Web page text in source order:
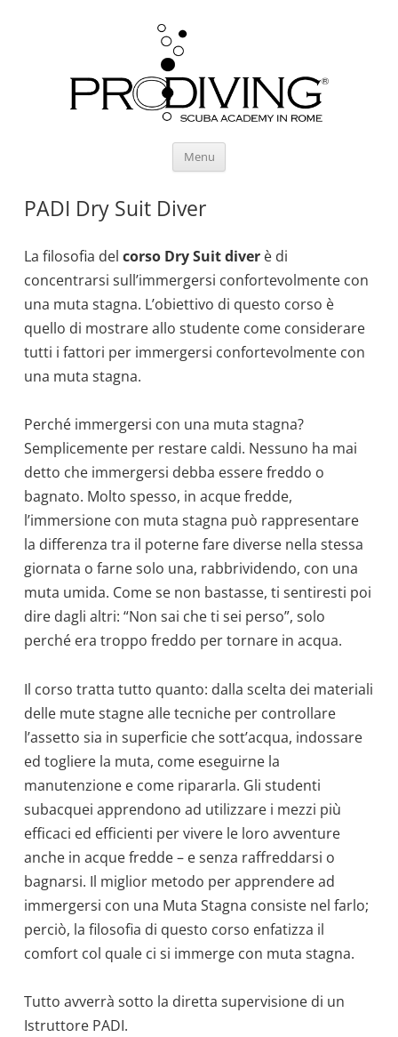
Menu Vai
PADI Dry Suit Diver
La filosofia delcorso Dry Suit diver è di
concentrarsi sull’immergersi confortevolmente con
una muta stagna. L’obiettivo di questo corso è
quello di mostrare allo studente come considerare
tutti i fattori per immergersi confortevolmente con
una muta stagna.
Perché immergersi con una muta stagna?
Semplicemente per restare caldi. Nessuno ha mai
detto che immergersi debba essere freddo o
bagnato. Molto spesso, in acque fredde,
l’immersione con muta stagna può rappresentare
la differenza tra il poterne fare diverse nella stessa
giornata o farne solo una, rabbrividendo, con una
muta umida. Come se non bastasse, ti sentiresti poi
dire dagli altri: “Non sai che ti sei perso”, solo
perché era troppo freddo per tornare in acqua.
Il corso tratta tutto quanto: dalla scelta dei materiali
delle mute stagne alle tecniche per controllare
l’assetto sia in superficie che sott’acqua, indossare
ed togliere la muta, come eseguirne la
manutenzione e come ripararla. Gli studenti
subacquei apprendono ad utilizzare i mezzi più
efficaci ed efficienti per vivere le loro avventure
anche in acque fredde – e senza raffreddarsi o
bagnarsi. Il miglior metodo per apprendere ad
immergersi con una Muta Stagna consiste nel farlo;
perciò, la filosofia di questo corso enfatizza il
comfort col quale ci si immerge con muta stagna.
Tutto avverrà sotto la diretta supervisione di un
Istruttore PADI.